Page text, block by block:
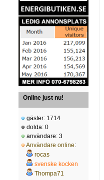
Online just nu!
gäster: 1714
dolda: 0
användare: 3
Användare online:
rocas
svenske kocken
Thompa71